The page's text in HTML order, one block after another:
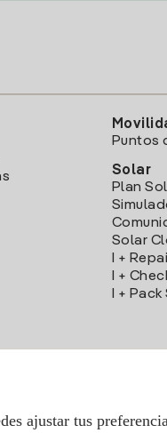
Puntos
Solar
Plan
Solar
I +
I +
I +
ajustar tus